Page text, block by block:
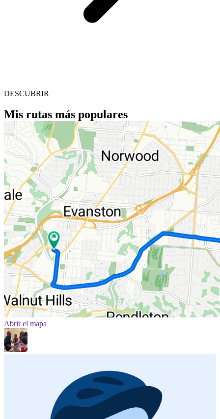
DESCUBRIR
Mis rutas más populares
Abrir el mapa